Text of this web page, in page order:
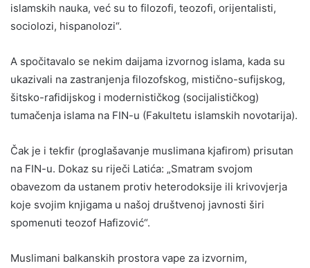
islamskih nauka, već su to filozofi, teozofi, orijentalisti,
sociolozi, hispanolozi“.
A spočitavalo se nekim daijama izvornog islama, kada su
ukazivali na zastranjenja filozofskog, mistično-sufijskog,
šitsko-rafidijskog i modernističkog (socijalističkog)
tumačenja islama na FIN-u (Fakultetu islamskih novotarija).
Čak je i tekfir (proglašavanje muslimana kjafirom) prisutan
na FIN-u. Dokaz su riječi Latića: „Smatram svojom
obavezom da ustanem protiv heterodoksije ili krivovjerja
koje svojim knjigama u našoj društvenoj javnosti širi
spomenuti teozof Hafizović“.
Muslimani balkanskih prostora vape za izvornim,